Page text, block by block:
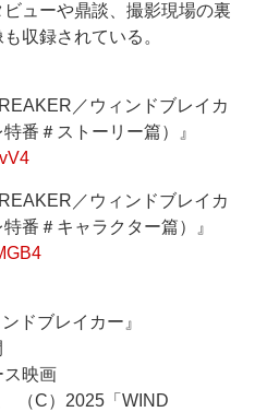
ューや鼎談、撮影現場の裏
収録されている。
／ウィンドブレイカ
番＃ストーリー篇）』
／ウィンドブレイカ
番＃キャラクター篇）』
ドブレイカー』
ス映画
（C）2025「WIND